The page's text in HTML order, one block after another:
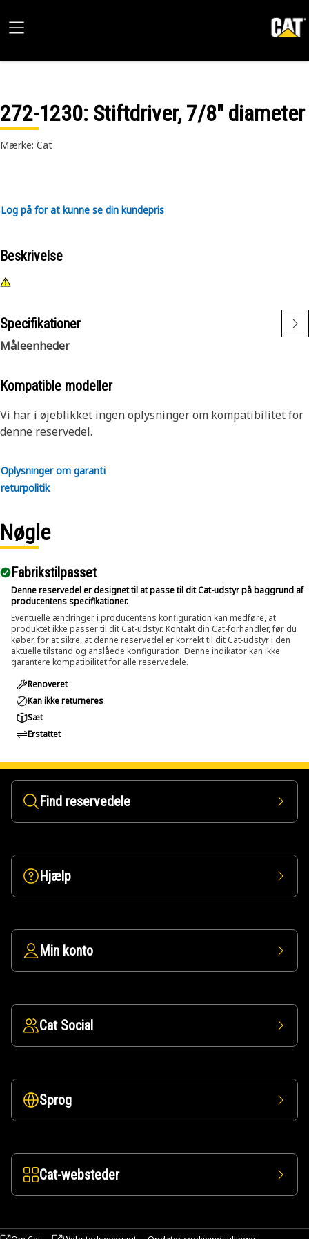
272-1230: Stiftdriver, 7/8" diameter
Mærke: Cat
Log på for at kunne se din kundepris
Beskrivelse
Specifikationer
Måleenheder
Kompatible modeller
Vi har i øjeblikket ingen oplysninger om kompatibilitet for
denne reservedel.
Oplysninger om garanti
returpolitik
Nøgle
Fabrikstilpasset
Denne reservedel er designet til at passe til dit Cat-udstyr på baggrund af
producentens specifikationer.
Eventuelle ændringer i producentens konfiguration kan medføre, at
produktet ikke passer til dit Cat-udstyr. Kontakt din Cat-forhandler, før du
køber, for at sikre, at denne reservedel er korrekt til dit Cat-udstyr i den
aktuelle tilstand og anslåede konfiguration. Denne indikator kan ikke
garantere kompatibilitet for alle reservedele.
Renoveret
Kan ikke returneres
Sæt
Erstattet
Find reservedele
Hjælp
Min konto
Cat Social
Sprog
Cat-websteder